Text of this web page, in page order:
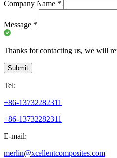
Company Name *
Message *
Thanks for contacting us, we will
Submit
Tel:
+86-13732282311
+86-13732282311
E-mail:
merlin@xcellentcomposites.com